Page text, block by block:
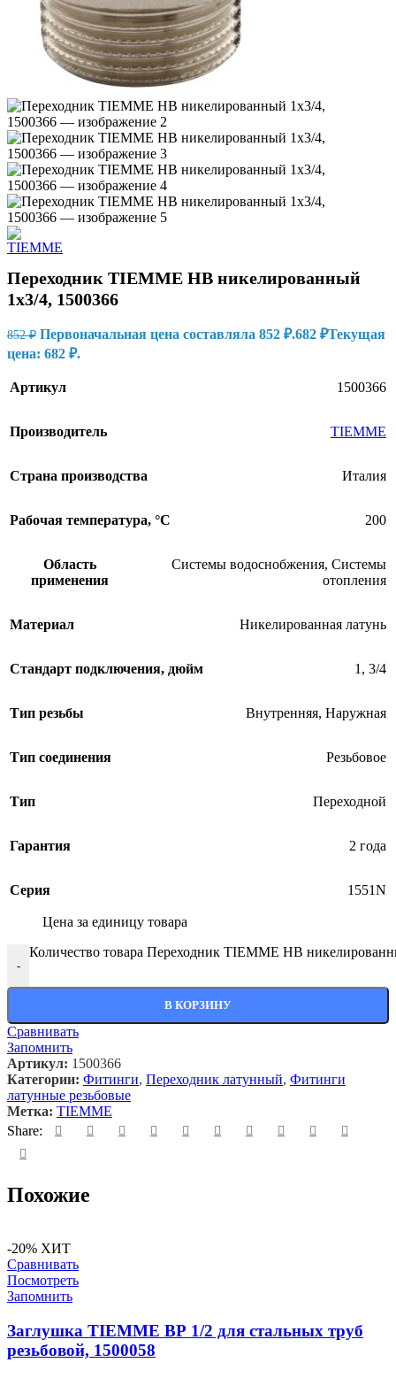
Переходник TIEMME НВ никелированный
1х3/4, 1500366
852₽ Первоначальная цена составляла 852 ₽.682 ₽Текущая
цена: 682 ₽.
Артикул 1500366
Производитель TIEMME
Страна производства Италия
Рабочая температура, °С 200
Область
применения
Системы водоснобжения, Системы
отопления
Материал Никелированная латунь
Стандарт подключения, дюйм 1 , 3/4
Тип резьбы Внутренняя, Наружная
Тип соединения Резьбовое
Тип Переходной
Гарантия 2 года
Серия 1551N
Цена за единицу товара
-
Количество товара Переходник TIEMME НВ
В КОРЗИНУ
Сравнивать
Запомнить
Артикул: 1500366
Категории: Фитинги, Переходник латунный, Фитинги
латунные резьбовые
Метка: TIEMME
Share:
Похожие
-20% ХИТ
Сравнивать
Посмотреть
Запомнить
Заглушка TIEMME ВР 1/2 для стальных труб
резьбовой, 1500058